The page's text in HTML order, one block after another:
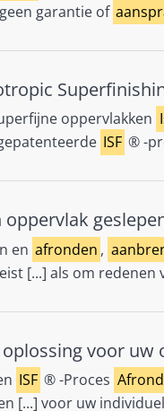
garantie of
oppervlakken
ISF ® -
en afronden ,
[...] als om redenen
voor
ISF ® -Proces
[...] voor uw